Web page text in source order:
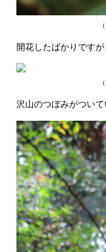
開花したばかりです
沢山のつぼみがついて